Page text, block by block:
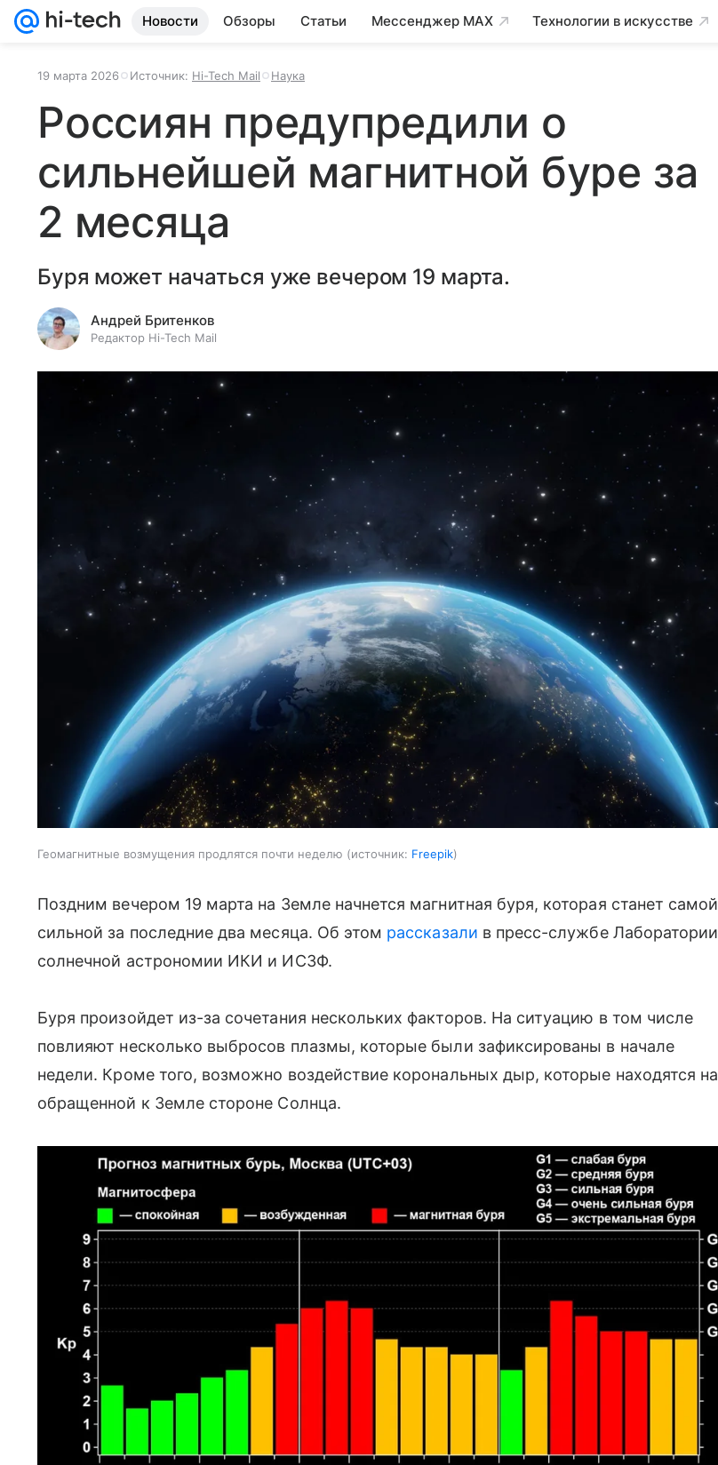
Новости Обзоры Статьи Мессенджер MAX Технологии в искусстве
19 марта 2026 Источник: Hi-Tech Mail Наука
Россиян предупредили о
сильнейшей магнитной буре за
2 месяца
Буря может начаться уже вечером 19 марта.
Андрей Бритенков
Редактор Hi-Tech Mail
Геомагнитные возмущения продлятся почти неделю источник: Freepik
Поздним вечером 19 марта на Земле начнется магнитная буря, которая станет самой
сильной за последние два месяца. Об этом рассказали в пресс-службе Лаборатории
солнечной астрономии ИКИ и ИСЗФ.
Буря произойдет из-за сочетания нескольких факторов. На ситуацию в том числе
повлияют несколько выбросов плазмы, которые были зафиксированы в начале
недели. Кроме того, возможно воздействие корональных дыр, которые находятся на
обращенной к Земле стороне Солнца.